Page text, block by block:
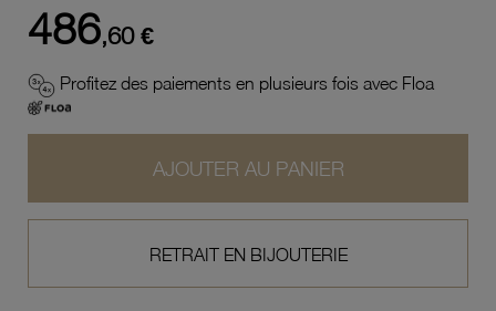
486,60 €
Profitez des paiements en plusieurs fois avec Floa
AJOUTER AU PANIER
RETRAIT EN BIJOUTERIE